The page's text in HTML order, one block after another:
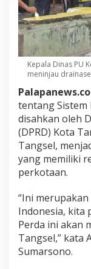
Kepala Dinas PU
meninjau
tentang Sistem
disahkan oleh
(DPRD) Kota
Tangsel,
yang memiliki
perkotaan.
“Ini
Indonesia, kita
Perda ini akan
Tangsel,” kata
Sumarsono.